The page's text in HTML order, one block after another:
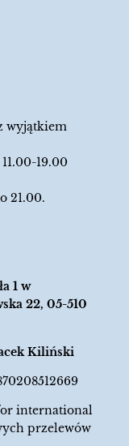
wyjątkiem
19.00
21.00.
1 w
22, 05-510
Kiliński
international
przelewów